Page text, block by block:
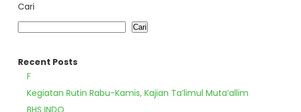
Cari
Cari
Recent Posts
F
Kegiatan Rutin Rabu-Kamis, Kajian Ta’limul Muta’allim
BHS INDO